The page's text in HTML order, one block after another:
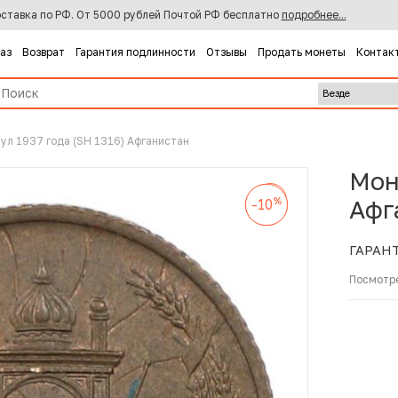
по РФ. От 5000 рублей Почтой РФ бесплатно подробнее...
Возврат Гарантия подлинности Отзывы Продать монеты
1937 года (SH 1316) Афганистан
-10%
-10%
-10%